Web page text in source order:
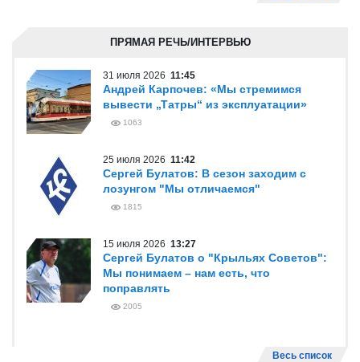
ПРЯМАЯ РЕЧЬ/ИНТЕРВЬЮ
31 июля 2026 11:45
Андрей Карпочев: «Мы стремимся
вывести „Татры“ из эксплуатации»
1063
25 июля 2026 11:42
Сергей Булатов: В сезон заходим с
лозунгом "Мы отличаемся"
1815
15 июля 2026 13:27
Сергей Булатов о "Крыльях Советов":
Мы понимаем – нам есть, что
поправлять
2005
Весь список